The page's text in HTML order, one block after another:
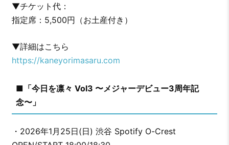
▼チケット代：
指定席：5,500円（お土産付き）
▼詳細はこちら
https://kaneyorimasaru.com
■「今日を凛々 Vol3 〜メジャーデビュー3周年記
念〜」
・2026年1月25日(日) 渋谷 Spotify O-Crest